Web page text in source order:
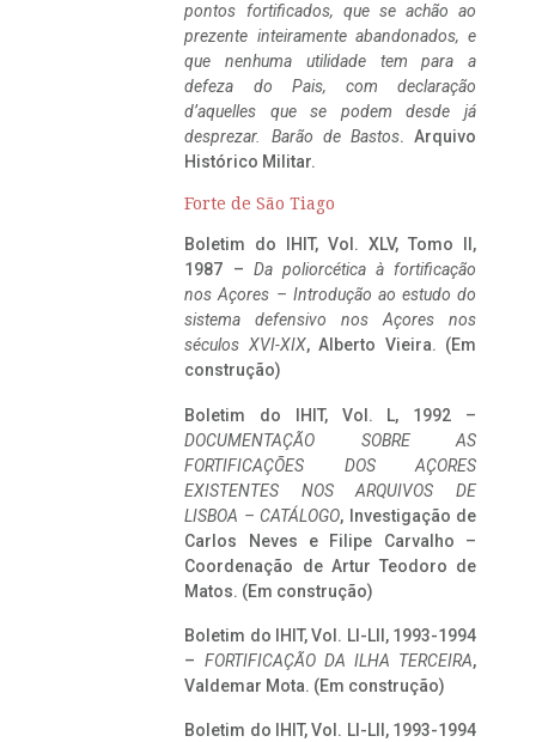
pontos fortificados, que se achão ao
prezente inteiramente abandonados, e
que nenhuma utilidade tem para a
defeza do Pais, com declaração
d’aquelles que se podem desde já
desprezar. Barão de Bastos. Arquivo
Histórico Militar.
Forte de São Tiago
Boletim do IHIT, Vol. XLV, Tomo II,
1987 – Da poliorcética à fortificação
nos Açores – Introdução ao estudo do
sistema defensivo nos Açores nos
séculos XVI-XIX, Alberto Vieira. (Em
construção)
Boletim do IHIT, Vol. L, 1992 –
DOCUMENTAÇÃO SOBRE AS
FORTIFICAÇÕES DOS AÇORES
EXISTENTES NOS ARQUIVOS DE
LISBOA – CATÁLOGO, Investigação de
Carlos Neves e Filipe Carvalho –
Coordenação de Artur Teodoro de
Matos. (Em construção)
Boletim do IHIT, Vol. LI-LII, 1993-1994
– FORTIFICAÇÃO DA ILHA TERCEIRA,
Valdemar Mota. (Em construção)
Boletim do IHIT, Vol. LI-LII, 1993-1994